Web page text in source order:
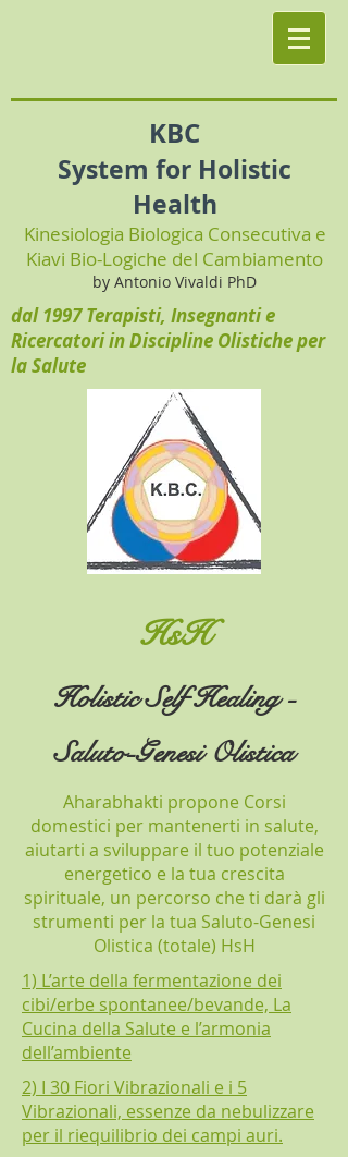
KBC
System for Holistic
Health
Kinesiologia Biologica Consecutiva e
Kiavi Bio-Logiche del Cambiamento
by Antonio Vivaldi PhD
dal 1997 Terapisti, Insegnanti e
Ricercatori in Discipline Olistiche per
la Salute
HsH
Holistic Self Healing -
Saluto-Genesi Olistica
Aharabhakti propone Corsi
domestici per mantenerti in salute,
aiutarti a sviluppare il tuo potenziale
energetico e la tua crescita
spirituale, un percorso che ti darà gli
strumenti per la tua Saluto-Genesi
Olistica (totale) HsH
1) L’arte della fermentazione dei
cibi/erbe spontanee/bevande, La
Cucina della Salute e l’armonia
dell’ambiente​
2) I 30 Fiori Vibrazionali e i 5
Vibrazionali, essenze da nebulizzare
per il riequilibrio dei campi auri.